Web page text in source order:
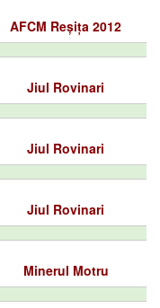
AFCM Reșița 2012
Jiul Rovinari
Jiul Rovinari
Jiul Rovinari
Minerul Motru